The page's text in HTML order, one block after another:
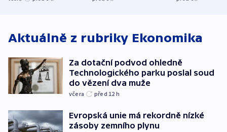
Aktuálně z rubriky Ekonomika
Za dotační podvod ohledně
Technologického parku poslal soud
do vězení dva muže
včera před 12 h
Evropská unie má rekordně nízké
zásoby zemního plynu